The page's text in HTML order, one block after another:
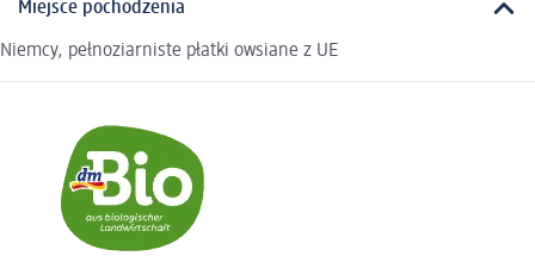
Miejsce pochodzenia
Niemcy, pełnoziarniste płatki owsiane z UE